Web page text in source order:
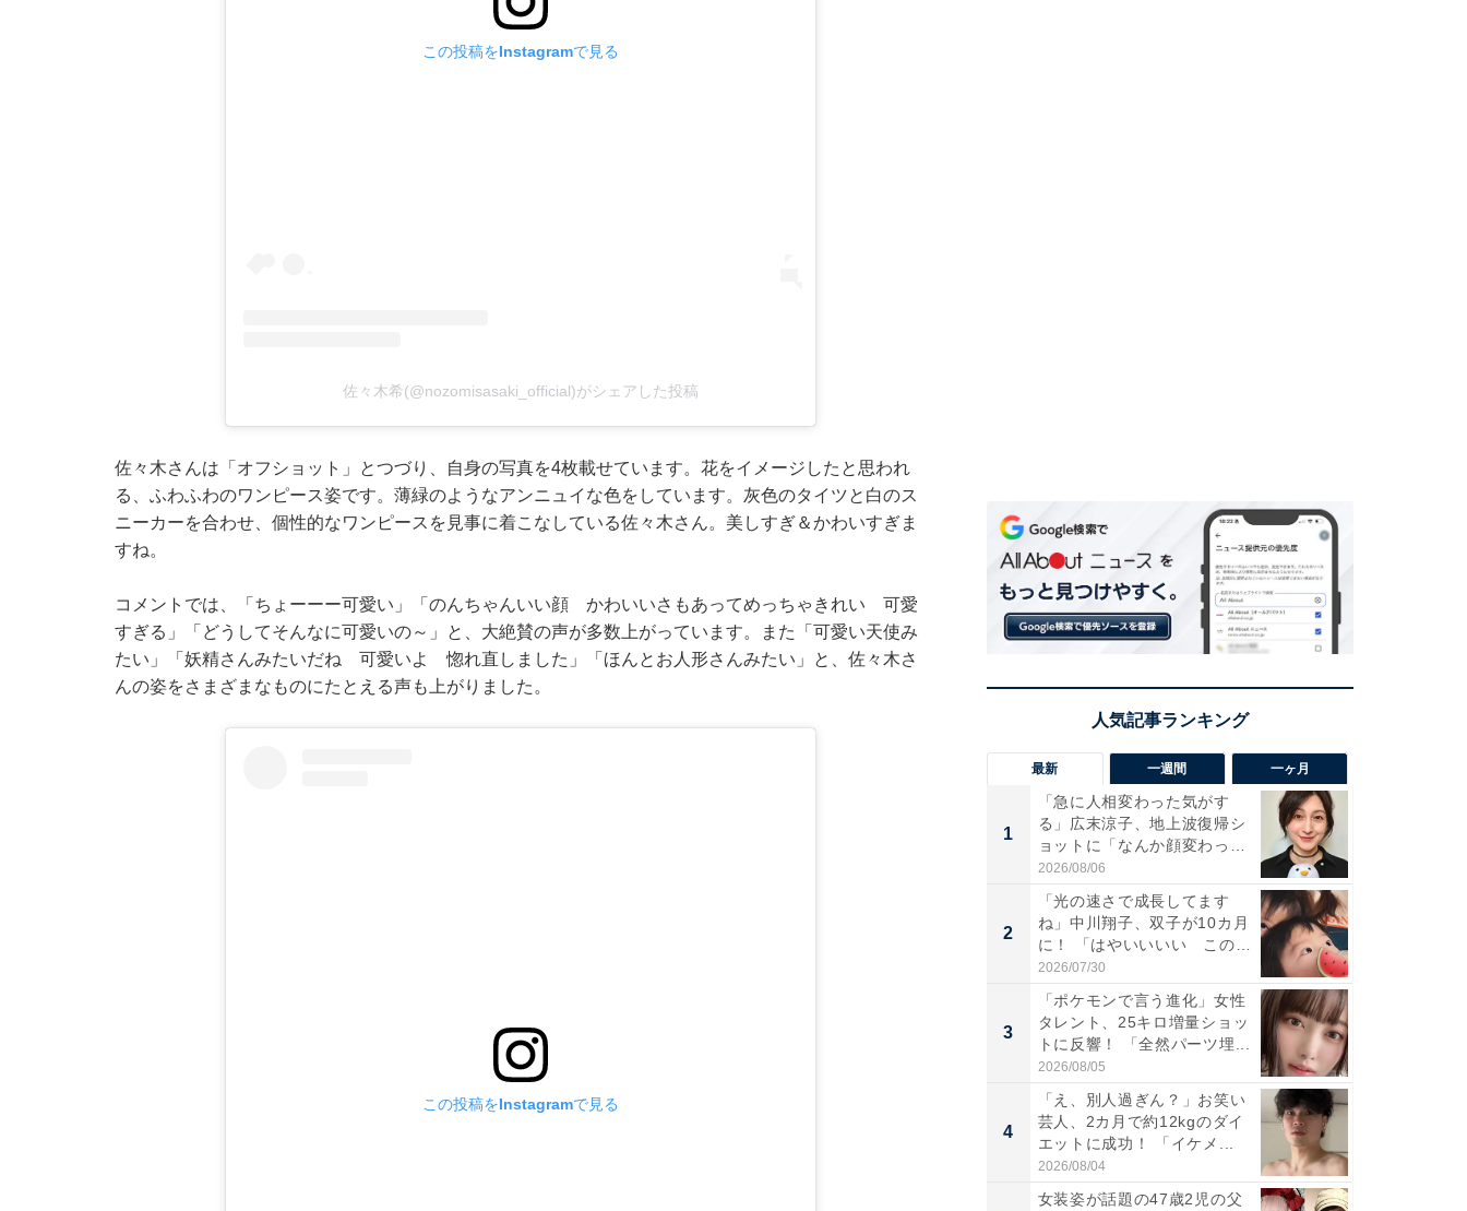
この投稿をInstagramで見る
佐々木希(@nozomisasaki_official)がシェアした投稿
佐々木さんは「オフショット」とつづり、自身の写真を4枚載せています。花をイメージしたと思われ
る、ふわふわのワンピース姿です。薄緑のようなアンニュイな色をしています。灰色のタイツと白のス
ニーカーを合わせ、個性的なワンピースを見事に着こなしている佐々木さん。美しすぎ＆かわいすぎま
すね。
コメントでは、「ちょーーー可愛い」「のんちゃんいい顔 かわいいさもあってめっちゃきれい 可愛
すぎる」「どうしてそんなに可愛いの～」と、大絶賛の声が多数上がっています。また「可愛い天使み
たい」「妖精さんみたいだね 可愛いよ 惚れ直しました」「ほんとお人形さんみたい」と、佐々木さ
んの姿をさまざまなものにたとえる声も上がりました。
この投稿をInstagramで見る
最新 一週間 一ヶ月
1
「急に人相変わった気がす
る」広末涼子、地上波復帰シ
ョットに「なんか顔変わっ
た」の...
2026/08/06
2
「光の速さで成長してます
ね」中川翔子、双子が10カ月
に！ 「はやいいいい この
前...
2026/07/30
3
「ポケモンで言う進化」女性
タレント、25キロ増量ショッ
トに反響！ 「全然パーツ埋...
2026/08/05
4
「え、別人過ぎん？」お笑い
芸人、2カ月で約12kgのダイ
エットに成功！ 「イケメ...
2026/08/04
女装姿が話題の47歳2児の父